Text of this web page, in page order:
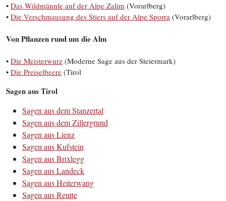
• Das Wildmännle auf der Alpe Zalim (Vorarlberg)
• Die Verschmausung des Stiers auf der Alpe Sporra (Vorarlberg)
Von Pflanzen rund um die Alm
• Die Meisterwurz (Moderne Sage aus der Steiermark)
• Die Preiselbeere (Tirol
Sagen aus Tirol
Sagen aus dem Stanzertal
Sagen aus dem Zillergrund
Sagen aus Lienz
Sagen aus Kufstein
Sagen aus Brixlegg
Sagen aus Landeck
Sagen aus Heiterwang
Sagen aus Reutte